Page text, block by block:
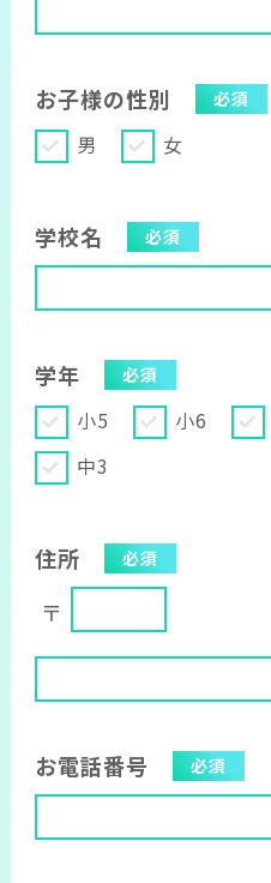
お子様の性別 必須
男 女
学校名 必須
学年 必須
小5 小6
中3
住所 必須
お電話番号 必須